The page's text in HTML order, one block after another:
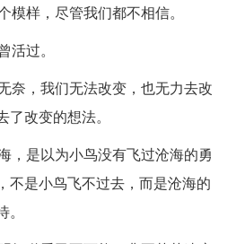
模样，尽管我们都不相信。
过。
奈，我们无法改变，也无力去改
改变的想法。
，是以为小鸟没有飞过沧海的勇
不是小鸟飞不过去，而是沧海的